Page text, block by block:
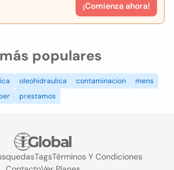
¡Comienza ahora!
populares
oleohidraulica contaminacion
mens
prestamos
TagsTérminos Y Condiciones